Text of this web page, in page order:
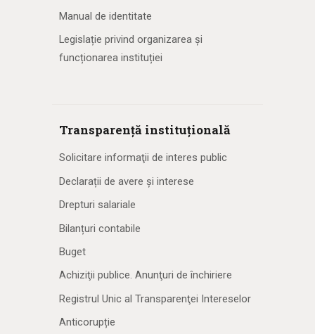
Manual de identitate
Legislație privind organizarea și
funcționarea instituției
Transparență instituțională
Solicitare informaţii de interes public
Declarații de avere și interese
Drepturi salariale
Bilanțuri contabile
Buget
Achiziţii publice. Anunţuri de închiriere
Registrul Unic al Transparenţei Intereselor
Anticorupție